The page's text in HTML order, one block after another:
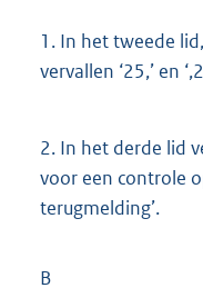
1. In het tweede
vervallen ‘25,’ en
2. In het derde lid
voor een controle
terugmelding’.
B